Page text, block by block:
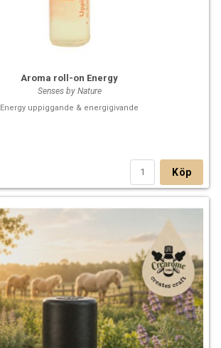
Aroma roll-on Energy
Senses by Nature
Energy uppiggande & energigivande
Köp